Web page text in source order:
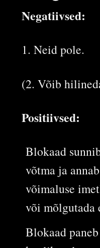
Negatiivsed:
1. Neid pole.
(2. Võib
Positiivsed:
Blokaad
võtma ja
võimaluse
või mõlgutada
Blokaad